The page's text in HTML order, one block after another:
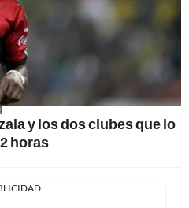
y los dos clubes que lo
horas